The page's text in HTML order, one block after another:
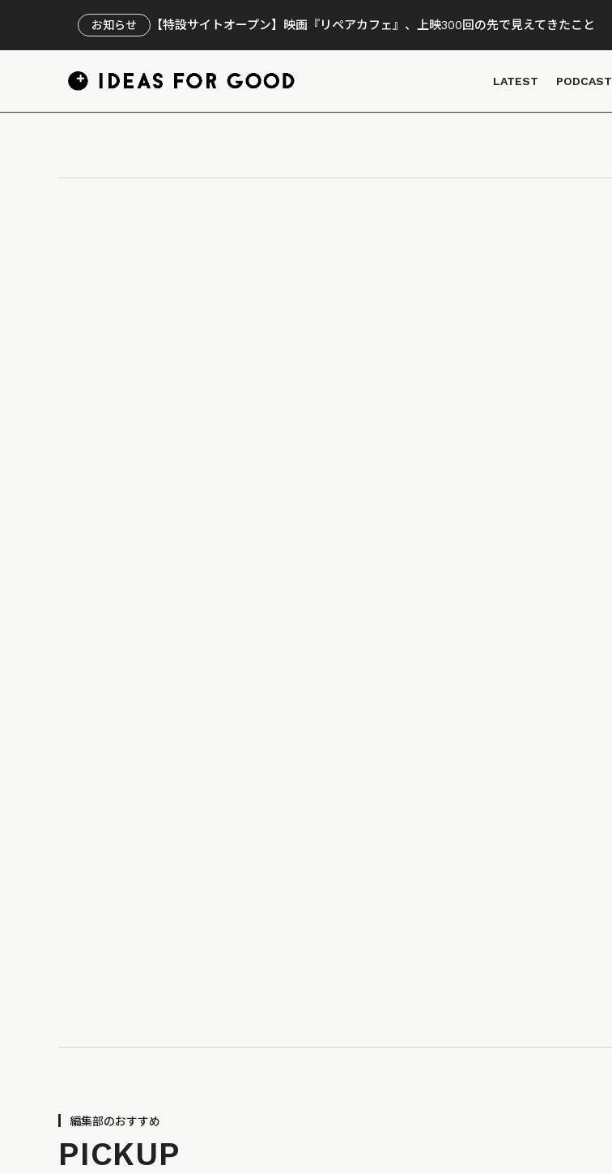
お知らせ 【特設サイトオープン】映画『リペアカフェ』、上映300回の先で見えてきたこと
LATEST PODCAST
編集部のおすすめ
PICKUP